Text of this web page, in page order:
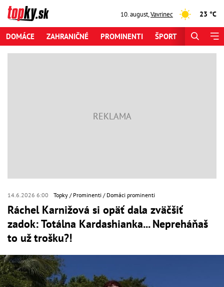
10. august,Vavrinec 23 °C
DOMÁCE ZAHRANIČNÉ PROMINENTI ŠPORT
14.6.2026 6:00 Topky Prominenti Domáci prominenti
Ráchel Karnižová si opäť dala zväčšiť
zadok: Totálna Kardashianka... Nepreháňaš
to už trošku?!